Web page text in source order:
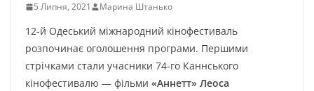
5 Липня, 2021 Марина Штанько
12-й Одеський міжнародний кінофестиваль
розпочинає оголошення програми. Першими
стрічками стали учасники 74-го Каннського
кінофестивалю — фільми «Аннетт» Леоса